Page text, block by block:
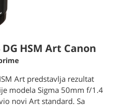
HSM Art Canon
Art predstavlja rezultat
modela Sigma 50mm f/1.4
novi Art standard. Sa